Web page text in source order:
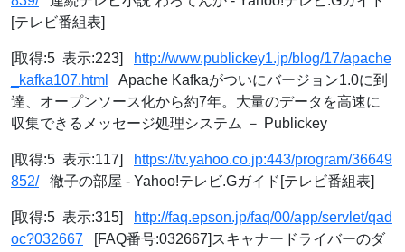
[テレビ番組表]
[取得:5 表示:223]
http://www.publickey1.jp/blog/17/apache
_kafka107.html
Apache Kafkaがついにバージョン1.0に到
達、オープンソース化から約7年。大量のデータを高速に
収集できるメッセージ処理システム － Publickey
[取得:5 表示:117]
https://tv.yahoo.co.jp:443/program/36649
852/徹子の部屋 - Yahoo!テレビ.Gガイド[テレビ番組表]
[取得:5 表示:315]
http://faq.epson.jp/faq/00/app/servlet/qad
oc?032667 [FAQ番号:032667]スキャナードライバーのダ